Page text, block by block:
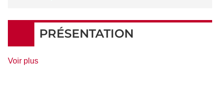
Rythme
PRÉSENTATION
Voir plusde